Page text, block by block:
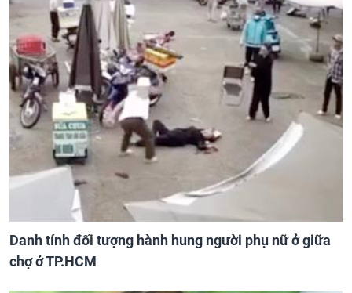
Danh tính đối tượng hành hung người phụ nữ ở giữa
chợ ở TP.HCM